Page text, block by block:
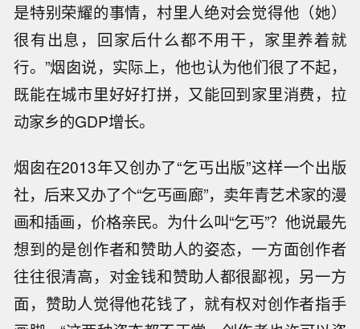
是特别荣耀的事情，村里人绝对会觉得他（她）
很有出息，回家后什么都不用干，家里养着就
行。”烟囱说，实际上，他也认为他们很了不起，
既能在城市里好好打拼，又能回到家里消费，拉
动家乡的GDP增长。
烟囱在2013年又创办了“乞丐出版”这样一个出版
社，后来又办了个“乞丐画廊”，卖年青艺术家的漫
画和插画，价格亲民。为什么叫“乞丐”？他说最先
想到的是创作者和赞助人的姿态，一方面创作者
往往很清高，对金钱和赞助人都很鄙视，另一方
面，赞助人觉得他花钱了，就有权对创作者指手